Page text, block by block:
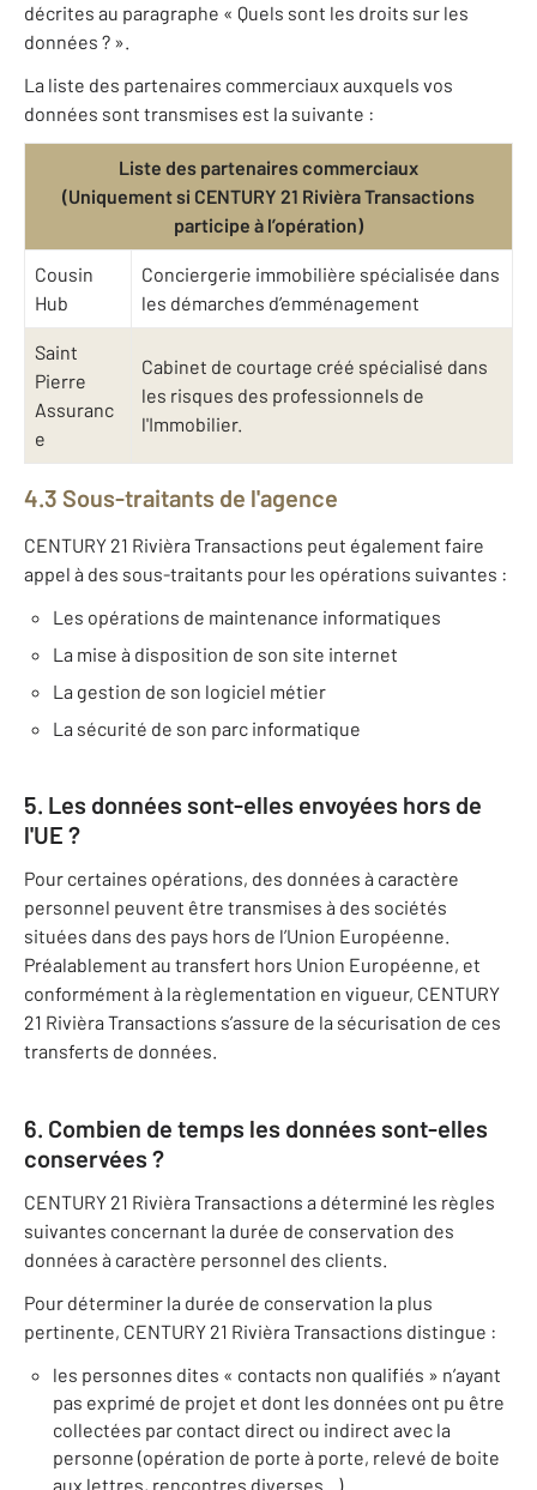
décrites au paragraphe « Quels sont les droits sur les
données ? ».
La liste des partenaires commerciaux auxquels vos
données sont transmises est la suivante :
Liste des partenaires commerciaux
(Uniquement si CENTURY 21 Rivièra Transactions
participe à l’opération)
Cousin
Hub
Conciergerie immobilière spécialisée dans
les démarches d’emménagement
Saint
Pierre
Assuranc
e
Cabinet de courtage créé spécialisé dans
les risques des professionnels de
l'Immobilier.
4.3 Sous-traitants de l'agence
CENTURY 21 Rivièra Transactions peut également faire
appel à des sous-traitants pour les opérations suivantes :
Les opérations de maintenance informatiques
La mise à disposition de son site internet
La gestion de son logiciel métier
La sécurité de son parc informatique
5. Les données sont-elles envoyées hors de
l'UE ?
Pour certaines opérations, des données à caractère
personnel peuvent être transmises à des sociétés
situées dans des pays hors de l’Union Européenne.
Préalablement au transfert hors Union Européenne, et
conformément à la règlementation en vigueur, CENTURY
21 Rivièra Transactions s’assure de la sécurisation de ces
transferts de données.
6. Combien de temps les données sont-elles
conservées ?
CENTURY 21 Rivièra Transactions a déterminé les règles
suivantes concernant la durée de conservation des
données à caractère personnel des clients.
Pour déterminer la durée de conservation la plus
pertinente, CENTURY 21 Rivièra Transactions distingue :
les personnes dites « contacts non qualifiés » n’ayant
pas exprimé de projet et dont les données ont pu être
collectées par contact direct ou indirect avec la
personne (opération de porte à porte, relevé de boite
aux lettres, rencontres diverses...)